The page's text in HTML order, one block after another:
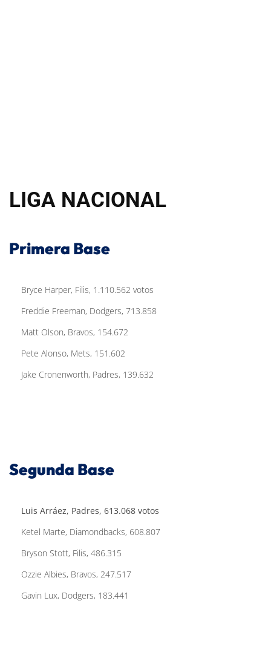
LIGA NACIONAL
Primera Base
Bryce Harper, Filis, 1.110.562 votos
Freddie Freeman, Dodgers, 713.858
Matt Olson, Bravos, 154.672
Pete Alonso, Mets, 151.602
Jake Cronenworth, Padres, 139.632
Segunda Base
Luis Arráez, Padres, 613.068 votos
Ketel Marte, Diamondbacks, 608.807
Bryson Stott, Filis, 486.315
Ozzie Albies, Bravos, 247.517
Gavin Lux, Dodgers, 183.441